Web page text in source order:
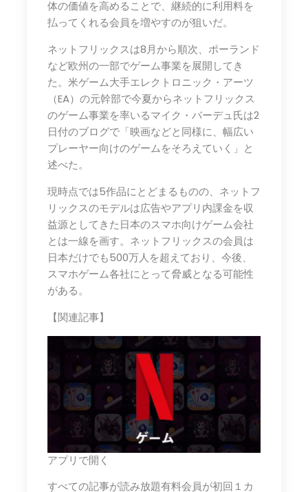
体の価値を高めることで、継続的に利用料を
払ってくれる会員を増やすのが狙いだ。
ネットフリックスは8月から順次、ポーランド
など欧州の一部でゲーム事業を展開してき
た。米ゲーム大手エレクトロニック・アーツ
（EA）の元幹部で今夏からネットフリックス
のゲーム事業を率いるマイク・バーデュ氏は2
日付のブログで「映画などと同様に、幅広い
プレーヤー向けのゲームをそろえていく」と
述べた。
現時点では5作品にとどまるものの、ネットフ
リックスのモデルは広告やアプリ内課金を収
益源としてきた日本のスマホ向けゲーム会社
とは一線を画す。ネットフリックスの会員は
日本だけでも500万人を超えており、今後、
スマホゲーム各社にとって脅威となる可能性
がある。
【関連記事】
アプリで開く
すべての記事が読み放題有料会員が初回１カ